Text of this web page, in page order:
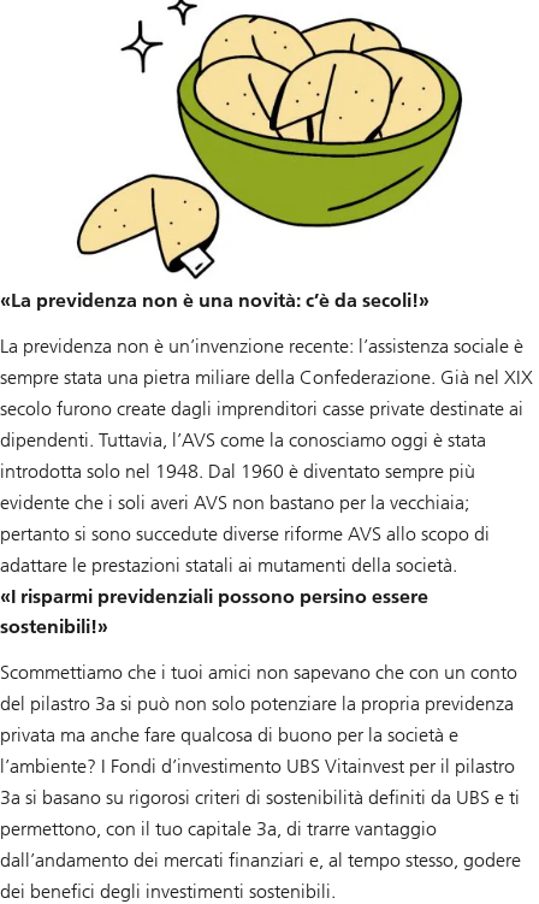
«La previdenza non è una novità: c’è da secoli!»
La previdenza non è un’invenzione recente: l’assistenza sociale è
sempre stata una pietra miliare della Confederazione. Già nel XIX
secolo furono create dagli imprenditori casse private destinate ai
dipendenti. Tuttavia, l’AVS come la conosciamo oggi è stata
introdotta solo nel 1948. Dal 1960 è diventato sempre più
evidente che i soli averi AVS non bastano per la vecchiaia;
pertanto si sono succedute diverse riforme AVS allo scopo di
adattare le prestazioni statali ai mutamenti della società.
«I risparmi previdenziali possono persino essere
sostenibili!»
Scommettiamo che i tuoi amici non sapevano che con un conto
del pilastro 3a si può non solo potenziare la propria previdenza
privata ma anche fare qualcosa di buono per la società e
l’ambiente? I Fondi d’investimento UBS Vitainvest per il pilastro
3a si basano su rigorosi criteri di sostenibilità definiti da UBS e ti
permettono, con il tuo capitale 3a, di trarre vantaggio
dall’andamento dei mercati finanziari e, al tempo stesso, godere
dei benefici degli investimenti sostenibili.